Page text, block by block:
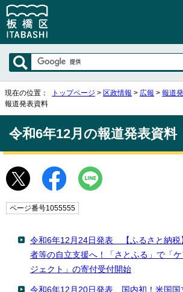
現在の位置： トップページ > 区政情報 > 広報 > 報道
報道発表資料
令和6年12月の報道発表資料
ページ番号1055555
令和6年12月24日発表 【ふるさと納税
者等の自立支援へ！「さとふる」で「
ジェクト」の寄付受付開始
令和6年12月20日発表 国内初！米国国